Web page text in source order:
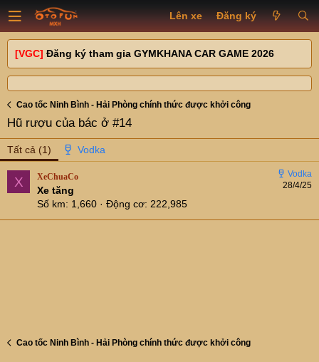
Lên xe Đăng ký
[VGC] Đăng ký tham gia GYMKHANA CAR GAME 2026
Cao tốc Ninh Bình - Hải Phòng chính thức được khởi công
Hũ rượu của bác ở #14
Tất cả (1)
X 28/4/25
XeChuaCo
Xe tăng
Số km
1,660 Động cơ 222,985
Cao tốc Ninh Bình - Hải Phòng chính thức được khởi công